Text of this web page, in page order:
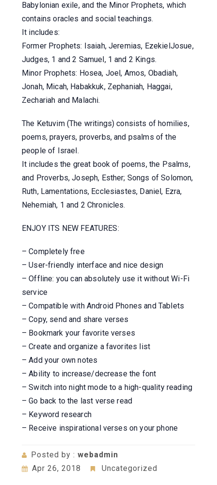
Babylonian exile, and the Minor Prophets, which
contains oracles and social teachings.
It includes:
Former Prophets: Isaiah, Jeremias, EzekielJosue,
Judges, 1 and 2 Samuel, 1 and 2 Kings.
Minor Prophets: Hosea, Joel, Amos, Obadiah,
Jonah, Micah, Habakkuk, Zephaniah, Haggai,
Zechariah and Malachi.
The Ketuvim (The writings) consists of homilies,
poems, prayers, proverbs, and psalms of the
people of Israel.
It includes the great book of poems, the Psalms,
and Proverbs, Joseph, Esther; Songs of Solomon,
Ruth, Lamentations, Ecclesiastes, Daniel, Ezra,
Nehemiah, 1 and 2 Chronicles.
ENJOY ITS NEW FEATURES:
– Completely free
– User-friendly interface and nice design
– Offline: you can absolutely use it without Wi-Fi
service
– Compatible with Android Phones and Tablets
– Copy, send and share verses
– Bookmark your favorite verses
– Create and organize a favorites list
– Add your own notes
– Ability to increase/decrease the font
– Switch into night mode to a high-quality reading
– Go back to the last verse read
– Keyword research
– Receive inspirational verses on your phone
Posted by : webadmin
Apr 26, 2018
Uncategorized